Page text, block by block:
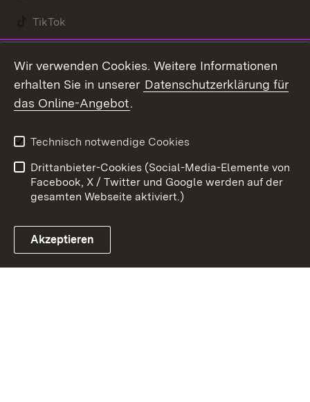
TikTok
Link zum Landesportal
Kontakt
Barrierefreiheit
Impressum
Cookies
Wir verwenden Cookies. Weitere Informationen
erhalten Sie in unserer Datenschutzerklärung für
das Online-Angebot.
Technisch notwendige Cookies
Drittanbieter-Cookies (Social-Media-Elemente von
Facebook, X / Twitter und Google werden auf der
gesamten Webseite aktiviert.)
Akzeptieren